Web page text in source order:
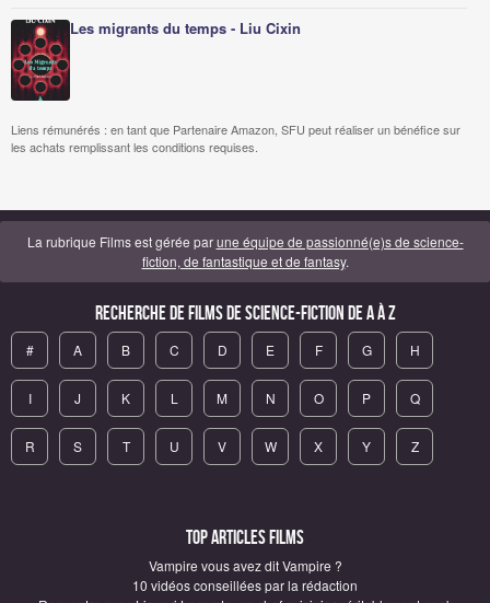
Les migrants du temps - Liu Cixin
Liens rémunérés : en tant que Partenaire Amazon, SFU peut réaliser un bénéfice sur
les achats remplissant les conditions requises.
La rubrique Films est gérée parune équipe de passionné(e)s de science-
fiction, de fantastique et de fantasy.
Recherche de Films de science-fiction de A à Z
# A B C D E F G H
I J K L M N O P Q
R S T U V W X Y Z
Top articles Films
Vampire vous avez dit Vampire ?
10 vidéos conseillées par la rédaction